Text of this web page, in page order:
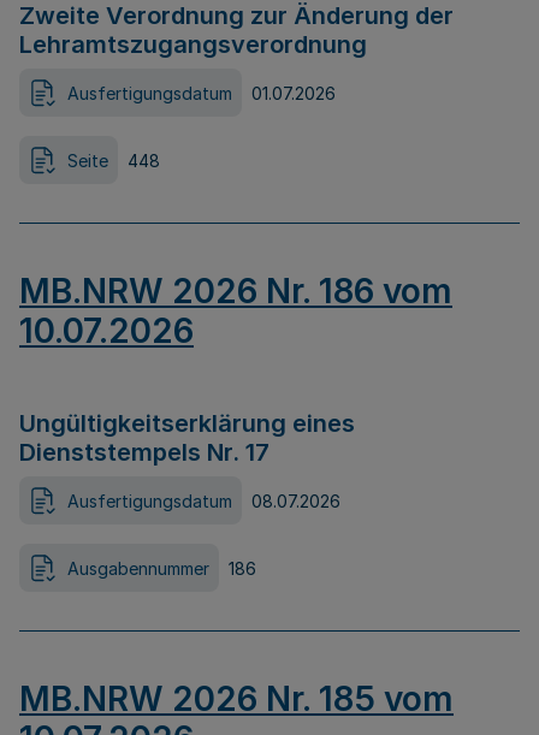
Zweite Verordnung zur Änderung der
Lehramtszugangsverordnung
Ausfertigungsdatum 01.07.2026
Seite 448
MB.NRW 2026 Nr. 186 vom
10.07.2026
Ungültigkeitserklärung eines
Dienststempels Nr. 17
Ausfertigungsdatum 08.07.2026
Ausgabennummer 186
MB.NRW 2026 Nr. 185 vom